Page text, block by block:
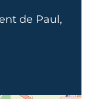
de Paul,